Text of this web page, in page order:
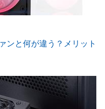
ンと何が違う？メリット